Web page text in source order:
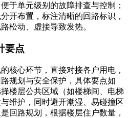
于单元级别的故障排查与控制；
开布置，标注清晰的回路标识，
松动、虚接导致发热。
要点
核心环节，直接对接各户用电，
规划与安全保护，具体要点如
楼层公共区域（如楼梯间、电梯
维护，同时避开潮湿、易碰撞区
回路规划，根据楼层住户数量，